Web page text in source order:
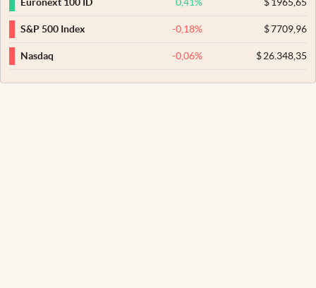
Euronext 100 ID
S&P 500 Index -0,18% $7709,96
Nasdaq -0,06% $26.348,35